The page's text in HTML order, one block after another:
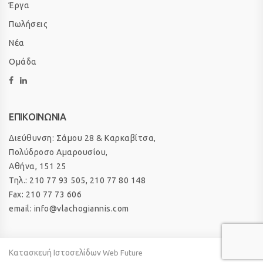
Έργα
Πωλήσεις
Νέα
Ομάδα
ΕΠΙΚΟΙΝΩΝΙΑ
Διεύθυνση: Σάμου 28 & Καρκαβίτσα,
Πολύδροσο Αμαρουσίου,
Αθήνα, 151 25
Τηλ.: 210 77 93 505, 210 77 80 148
Fax: 210 77 73 606
email: info@vlachogiannis.com
Κατασκευή Ιστοσελίδων Web Future